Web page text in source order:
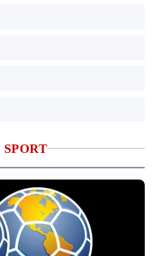
SPORT